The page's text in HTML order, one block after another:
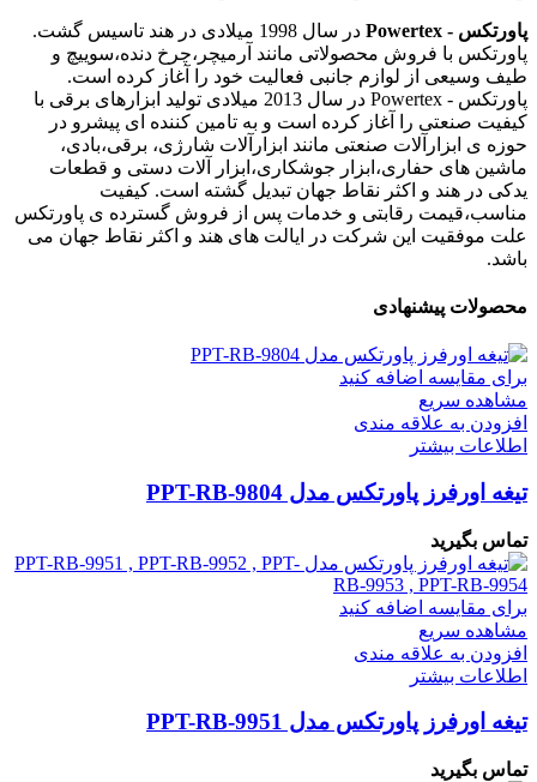
پاورتکس - Powertex
در سال 1998 میلادی در هند تاسیس گشت.
پاورتکس با فروش محصولاتی مانند آرمیچر،چرخ دنده،سوییچ و
طیف وسیعی از لوازم جانبی فعالیت خود را آغاز کرده است.
پاورتکس - Powertex در سال 2013 میلادی تولید ابزارهای برقی با
کیفیت صنعتی را آغاز کرده است و به تامین کننده ای پیشرو در
حوزه ی ابزارآلات صنعتی مانند ابزارآلات شارژی، برقی،بادی،
ماشین های حفاری،ابزار جوشکاری،ابزار آلات دستی و قطعات
یدکی در هند و اکثر نقاط جهان تبدیل گشته است. کیفیت
مناسب،قیمت رقابتی و خدمات پس از فروش گسترده ی پاورتکس
علت موفقیت این شرکت در ایالت های هند و اکثر نقاط جهان می
باشد.
محصولات پیشنهادی
برای مقایسه اضافه کنید
مشاهده سریع
افزودن به علاقه مندی
اطلاعات بیشتر
تیغه اورفرز پاورتکس مدل PPT-RB-9804
تماس بگیرید
برای مقایسه اضافه کنید
مشاهده سریع
افزودن به علاقه مندی
اطلاعات بیشتر
تیغه اورفرز پاورتکس مدل PPT-RB-9951
تماس بگیرید